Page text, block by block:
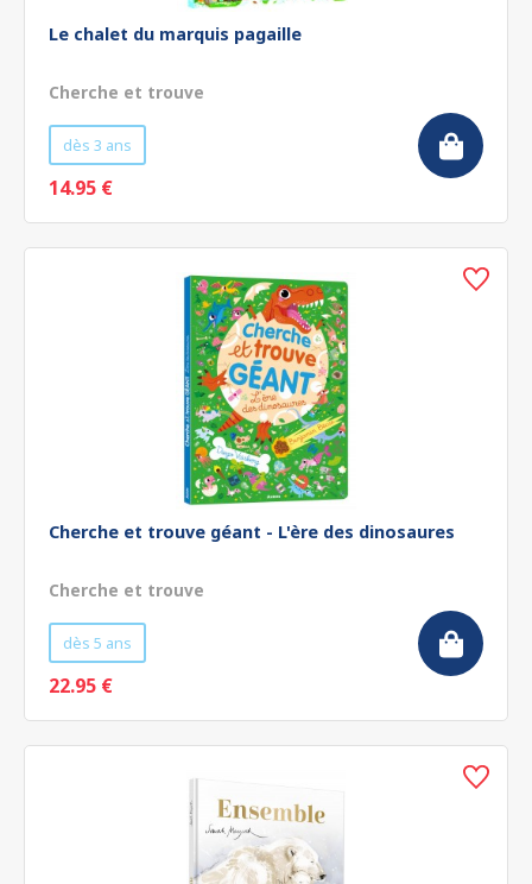
Le chalet du marquis pagaille
Cherche et trouve
dès 3 ans
14.95 €
Cherche et trouve géant - L'ère des dinosaures
Cherche et trouve
dès 5 ans
22.95 €